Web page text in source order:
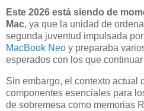
Este 2026 está siendo de
Mac, ya que la unidad de
segunda juventud impulsada
MacBook Neo y preparaba
esperados con los que
Sin embargo, el contexto actual
componentes esenciales para
de sobremesa como memorias